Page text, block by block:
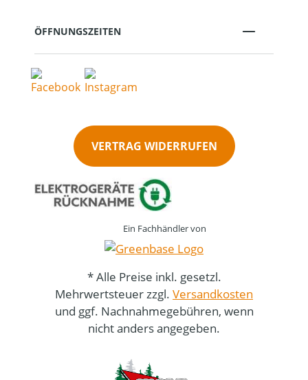
ÖFFNUNGSZEITEN
VERTRAG WIDERRUFEN
Ein Fachhändler von
* Alle Preise inkl. gesetzl.
Mehrwertsteuer zzgl. Versandkosten
und ggf. Nachnahmegebühren, wenn
nicht anders angegeben.